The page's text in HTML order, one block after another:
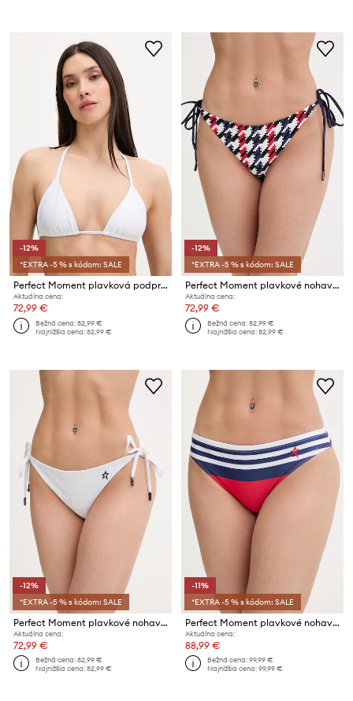
-12%
*EXTRA -5 % s kódom: SALE
Perfect Moment plavková podprsenka dámska Salinas
Aktuálna cena:
72,99 €
Bežná cena:82,99 €
Najnižšia cena:82,99 €
-12%
*EXTRA -5 % s kódom: SALE
Perfect Moment plavkové nohavičky dámske
Aktuálna cena:
72,99 €
Bežná cena:82,99 €
Najnižšia cena:82,99 €
-12%
*EXTRA -5 % s kódom: SALE
Perfect Moment plavkové nohavičky dámske Salinas
Aktuálna cena:
72,99 €
Bežná cena:82,99 €
Najnižšia cena:82,99 €
-11%
*EXTRA -5 % s kódom: SALE
Perfect Moment plavkové nohavičky dámske
Aktuálna cena:
88,99 €
Bežná cena:99,99 €
Najnižšia cena:99,99 €